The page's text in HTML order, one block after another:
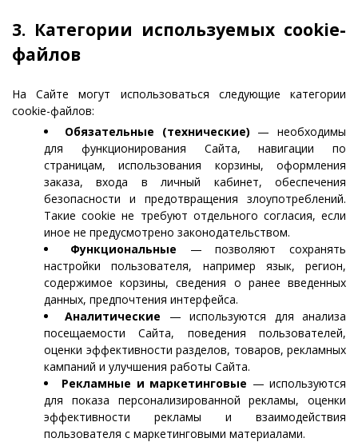
3. Категории используемых cookie-
файлов
На Сайте могут использоваться следующие категории
cookie-файлов:
Обязательные (технические) — необходимы
для функционирования Сайта, навигации по
страницам, использования корзины, оформления
заказа, входа в личный кабинет, обеспечения
безопасности и предотвращения злоупотреблений.
Такие cookie не требуют отдельного согласия, если
иное не предусмотрено законодательством.
Функциональные — позволяют сохранять
настройки пользователя, например язык, регион,
содержимое корзины, сведения о ранее введенных
данных, предпочтения интерфейса.
Аналитические — используются для анализа
посещаемости Сайта, поведения пользователей,
оценки эффективности разделов, товаров, рекламных
кампаний и улучшения работы Сайта.
Рекламные и маркетинговые — используются
для показа персонализированной рекламы, оценки
эффективности рекламы и взаимодействия
пользователя с маркетинговыми материалами.